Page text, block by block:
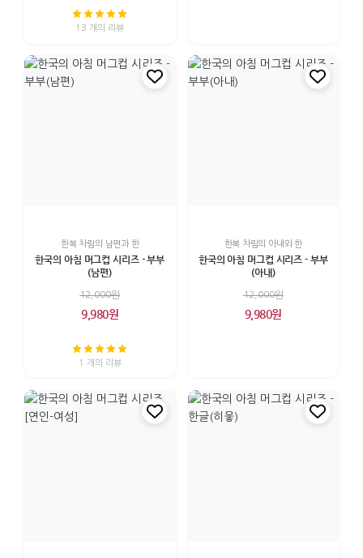
13 개의 리뷰
한복 차림의 남편과 한
한국의 아침 머그컵 시리즈 - 부부
(남편)
12,000원
9,980원
1 개의 리뷰
한복 차림의 아내와 한
한국의 아침 머그컵 시리즈 - 부부
(아내)
12,000원
9,980원